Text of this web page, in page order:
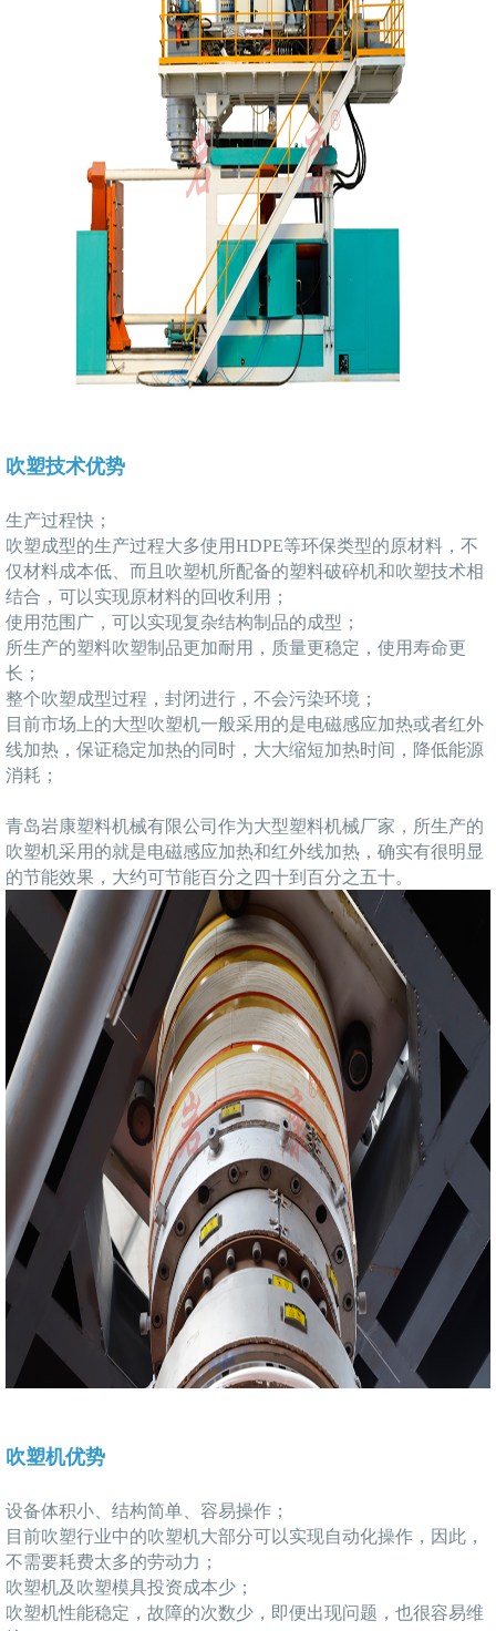
吹塑技术优势
生产过程快；
吹塑成型的生产过程大多使用HDPE等环保类型的原材料，不
仅材料成本低、而且吹塑机所配备的塑料破碎机和吹塑技术相
结合，可以实现原材料的回收利用；
使用范围广，可以实现复杂结构制品的成型；
所生产的塑料吹塑制品更加耐用，质量更稳定，使用寿命更
长；
整个吹塑成型过程，封闭进行，不会污染环境；
目前市场上的大型吹塑机一般采用的是电磁感应加热或者红外
线加热，保证稳定加热的同时，大大缩短加热时间，降低能源
消耗；
青岛岩康塑料机械有限公司作为大型塑料机械厂家，所生产的
吹塑机采用的就是电磁感应加热和红外线加热，确实有很明显
的节能效果，大约可节能百分之四十到百分之五十。
吹塑机优势
设备体积小、结构简单、容易操作；
目前吹塑行业中的吹塑机大部分可以实现自动化操作，因此，
不需要耗费太多的劳动力；
吹塑机及吹塑模具投资成本少；
吹塑机性能稳定，故障的次数少，即便出现问题，也很容易维